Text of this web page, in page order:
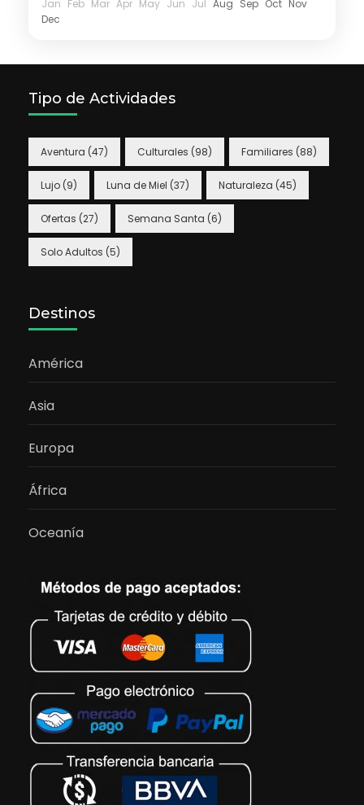
Jan Feb Mar Apr May Jun Jul Aug Sep Oct Nov
Dec
Tipo de Actividades
Aventura (47) Culturales (98) Familiares (88)
Lujo (9) Luna de Miel (37) Naturaleza (45)
Ofertas (27) Semana Santa (6)
Solo Adultos (5)
Destinos
América
Asia
Europa
África
Oceanía